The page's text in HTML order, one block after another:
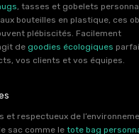
, tasses et gobelets
bouteilles en plastique, ces
plébiscités. Facilement
de goodies écologiques
vos clients et vos équipes.
et respectueux de
sac comme le tote bag